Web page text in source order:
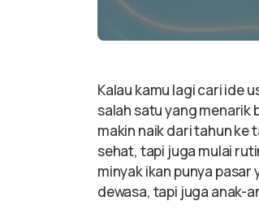
Kalau kamu lagi cari ide
salah satu yang menarik
makin naik dari tahun ke
sehat, tapi juga mulai
minyak ikan punya
dewasa, tapi juga anak-